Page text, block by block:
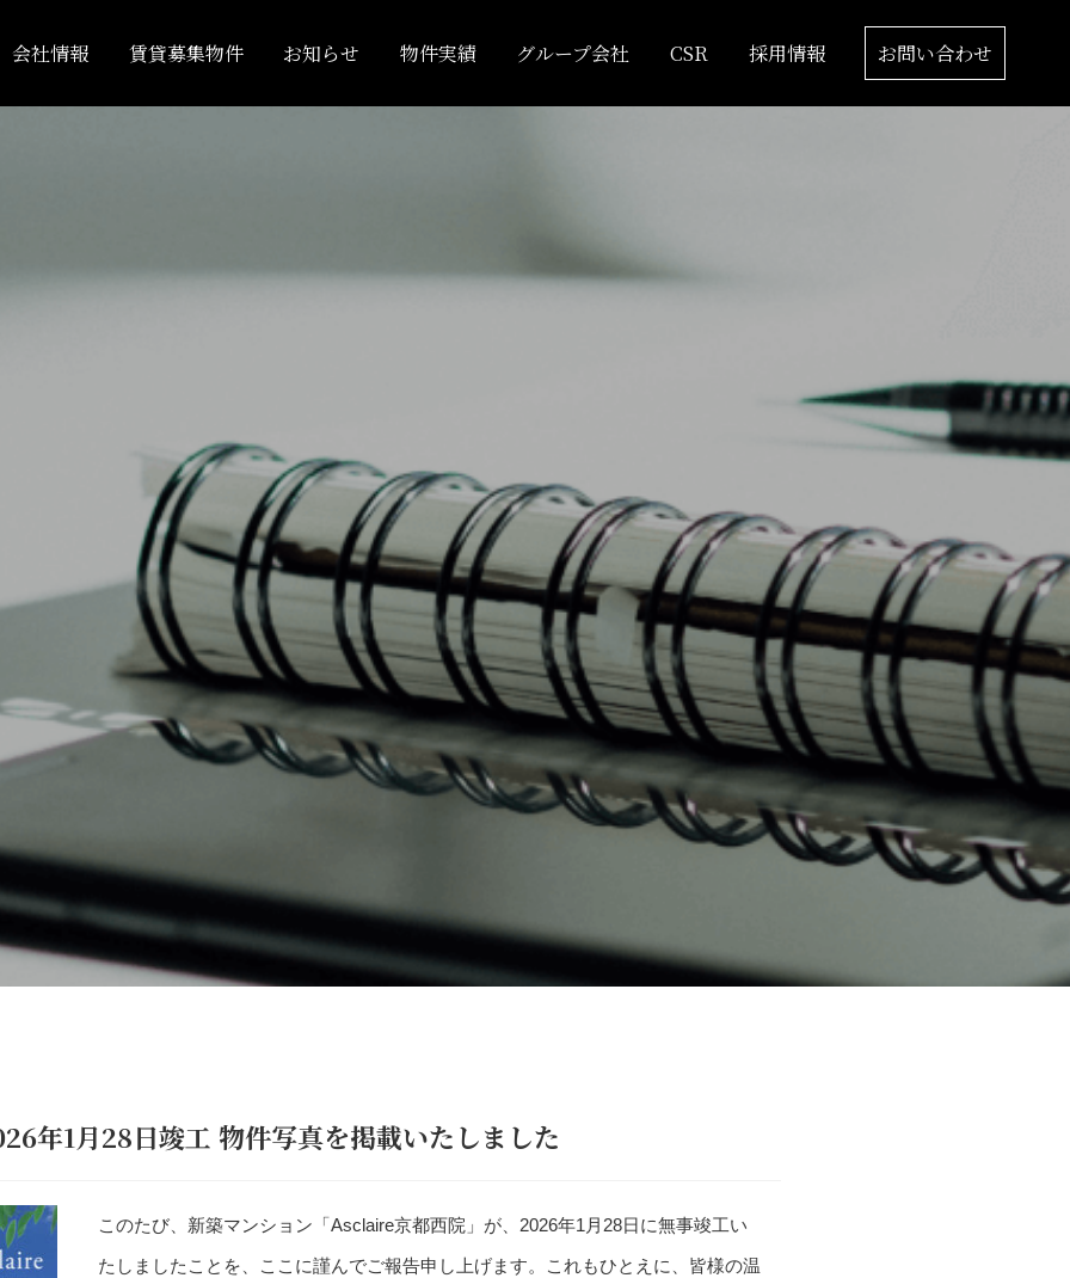
会社情報 賃貸募集物件 お知らせ 物件実績 グループ会社 CSR 採用情報 お問い合わせ
年1月28日竣工 物件写真を掲載いたしました
このたび、新築マンション「Asclaire京都西院」が、2026年1月28日に無事竣工い
たしましたことを、ここに謹んでご報告申し上げます。これもひとえに、皆様の温